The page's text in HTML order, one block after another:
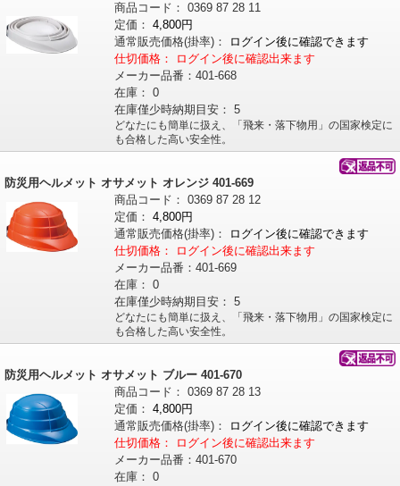
商品コード： 0369 87 28 11
定価： 4,800円
通常販売価格(掛率)：
ログイン後に確認できます
仕切価格：
ログイン後に確認出来ます
メーカー品番： 401-668
在庫： 0
在庫僅少時納期目安： 5
どなたにも簡単に扱え、「飛来・落下物用」の国家検定に
も合格した高い安全性。
防災用ヘルメット オサメット オレンジ 401-669
商品コード： 0369 87 28 12
定価： 4,800円
通常販売価格(掛率)：
ログイン後に確認できます
仕切価格：
ログイン後に確認出来ます
メーカー品番： 401-669
在庫： 0
在庫僅少時納期目安： 5
どなたにも簡単に扱え、「飛来・落下物用」の国家検定に
も合格した高い安全性。
防災用ヘルメット オサメット ブルー 401-670
商品コード： 0369 87 28 13
定価： 4,800円
通常販売価格(掛率)：
ログイン後に確認できます
仕切価格：
ログイン後に確認出来ます
メーカー品番： 401-670
在庫： 0